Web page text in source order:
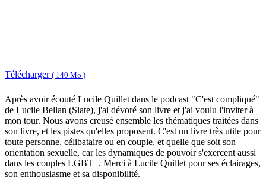
Télécharger ( 140 Mo )
Après avoir écouté Lucile Quillet dans le podcast "C'est compliqué"
de Lucile Bellan (Slate), j'ai dévoré son livre et j'ai voulu l'inviter à
mon tour. Nous avons creusé ensemble les thématiques traitées dans
son livre, et les pistes qu'elles proposent. C'est un livre très utile pour
toute personne, célibataire ou en couple, et quelle que soit son
orientation sexuelle, car les dynamiques de pouvoir s'exercent aussi
dans les couples LGBT+. Merci à Lucile Quillet pour ses éclairages,
son enthousiasme et sa disponibilité.